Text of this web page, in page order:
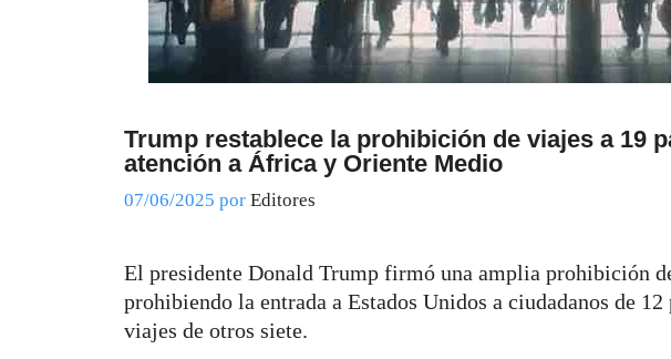
Trump restablece la prohibición de viajes a 19
atención a África y Oriente Medio
07/06/2025 por Editores
El presidente Donald Trump firmó una amplia prohibición
prohibiendo la entrada a Estados Unidos a ciudadanos de
viajes de otros siete.